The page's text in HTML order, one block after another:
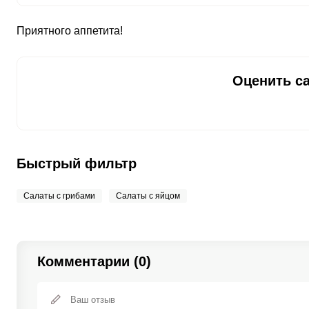
Приятного аппетита!
Оценить
Быстрый фильтр
Салаты с грибами Салаты с яйцом
Комментарии (0)